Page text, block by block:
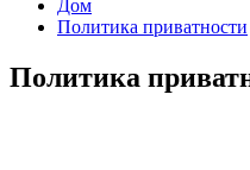
Дом
Политика приватности
Политика